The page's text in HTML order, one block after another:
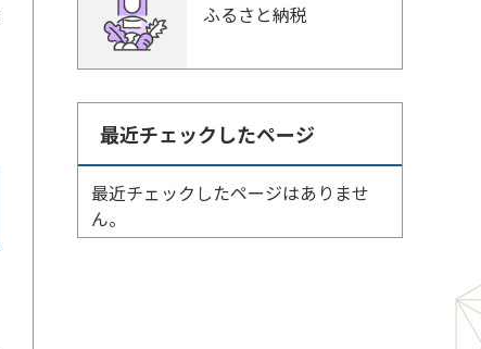
ふるさと納税
最近チェックしたページ
最近チェックしたページはありませ
ん。